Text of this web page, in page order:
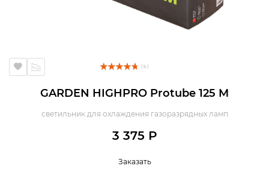
( 5 )
GARDEN HIGHPRO Protube 125 M
светильник для охлаждения газоразрядных ламп
3 375 Р
Заказать